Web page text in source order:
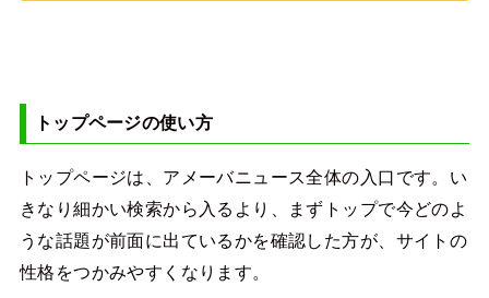
トップページの使い方
トップページは、アメーバニュース全体の入口です。い
きなり細かい検索から入るより、まずトップで今どのよ
うな話題が前面に出ているかを確認した方が、サイトの
性格をつかみやすくなります。